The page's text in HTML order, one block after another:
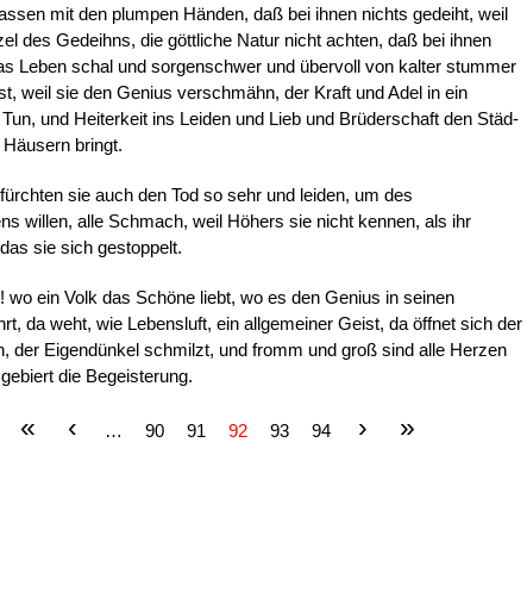
mit den plumpen Händen, daß bei ihnen nichts gedeiht, weil
des Gedeihns, die göttliche Natur nicht ach­ten, daß bei ihnen
Leben schal und sorgenschwer und übervoll von kalter stummer
weil sie den Genius verschmähn, der Kraft und Adel in ein
und Heiter­keit ins Leiden und Lieb und Brüderschaft den Städ­
bringt.
sie auch den Tod so sehr und leiden, um des
willen, alle Schmach, weil Höhers sie nicht kennen, als ihr
sie sich gestoppelt.
wo ein Volk das Schöne liebt, wo es den Genius in seinen
da weht, wie Lebensluft, ein allgemeiner Geist, da öffnet sich der
der Eigendünkel schmilzt, und fromm und groß sind alle Herzen
die Begeisterung.
« ‹ 90 91 92 93 94 › »